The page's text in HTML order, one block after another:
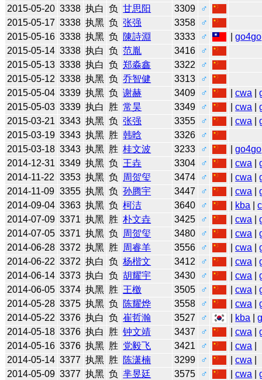
2015-05-20 3338 执白 负 甘思阳 3309
♂
2015-05-17 3338 执黑 负 张强 3358
♂
2015-05-16 3338 执黑 负 陳詩淵 3333 ♂ |go4go
2015-05-14 3338 执白 负 范胤 3416
♂
2015-05-13 3338 执白 负 郑淼鑫 3322
♂
2015-05-12 3338 执黑 负 乔智健 3313
♂
2015-05-04 3339 执黑 负 谢赫 3409 ♂ |cwa |
2015-05-03 3339 执白 胜 常昊 3349 ♂ |cwa |
2015-03-21 3343 执黑 负 张强 3355 ♂ |cwa |
2015-03-19 3343 执黑 胜 韩晗 3326
♂
2015-03-18 3343 执黑 胜 桂文波 3233 ♂ |go4go
2014-12-31 3349 执黑 负 王垚 3304 ♂ |cwa |
2014-11-22 3353 执黑 负 周贺玺 3474 ♂ |cwa |
2014-11-09 3355 执黑 负 孙腾宇 3447 ♂ |cwa |
2014-09-04 3363 执黑 负 柯洁 3640 ♂ kba |
2014-07-09 3371 执黑 胜 朴文垚 3425 ♂ |cwa |
2014-07-05 3371 执黑 负 周贺玺 3480 ♂ |cwa |
2014-06-28 3372 执黑 胜 周睿羊 3556 ♂ |cwa |
2014-06-22 3372 执白 负 杨楷文 3412 ♂ |cwa |
2014-06-14 3373 执白 负 胡耀宇 3430 ♂ |cwa |
2014-06-05 3374 执黑 胜 王檄 3505 ♂ |cwa |
2014-05-28 3375 执黑 负 陈耀烨 3558 ♂ |cwa |
2014-05-22 3376 执白 负 崔哲瀚 3527 ♂ kba |
2014-05-18 3376 执白 胜 钟文靖 3437 ♂ |cwa |
2014-05-16 3376 执黑 胜 党毅飞 3421 ♂ |cwa
2014-05-14 3377 执黑 胜 陈潇楠 3299 ♂ |cwa
2014-05-09 3377 执黑 负 芈昱廷 3575 ♂ |cwa |